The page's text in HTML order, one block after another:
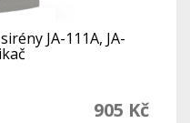
JA-111A, JA-
905 Kč